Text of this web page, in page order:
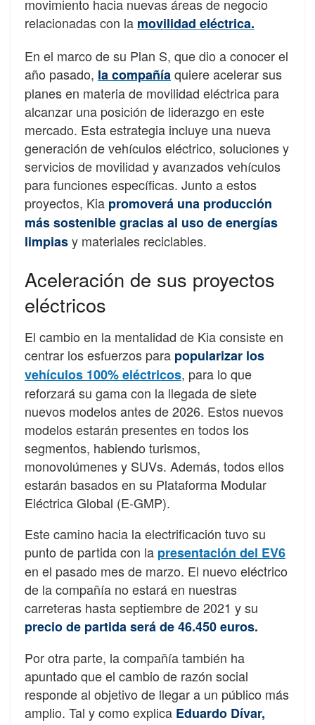
movimiento hacia nuevas áreas de negocio
relacionadas con la movilidad eléctrica.
En el marco de su Plan S, que dio a conocer el
año pasado, la compañíaquiere acelerar sus
planes en materia de movilidad eléctrica para
alcanzar una posición de liderazgo en este
mercado. Esta estrategia incluye una nueva
generación de vehículos eléctrico, soluciones y
servicios de movilidad y avanzados vehículos
para funciones específicas. Junto a estos
proyectos, Kia promoverá una producción
más sostenible gracias al uso de energías
limpiasy materiales reciclables.
Aceleración de sus proyectos
eléctricos
El cambio en la mentalidad de Kia consiste en
centrar los esfuerzos para popularizar los
vehículos 100% eléctricos, para lo que
reforzará su gama con la llegada de siete
nuevos modelos antes de 2026. Estos nuevos
modelos estarán presentes en todos los
segmentos, habiendo turismos,
monovolúmenes y SUVs. Además, todos ellos
estarán basados en su Plataforma Modular
Eléctrica Global (E-GMP).
Este camino hacia la electrificación tuvo su
punto de partida con la presentación del EV6
en el pasado mes de marzo. El nuevo eléctrico
de la compañía no estará en nuestras
carreteras hasta septiembre de 2021 y su
precio de partida será de 46.450 euros.
Por otra parte, la compañía también ha
apuntado que el cambio de razón social
responde al objetivo de llegar a un público más
amplio. Tal y como explica Eduardo Dívar,